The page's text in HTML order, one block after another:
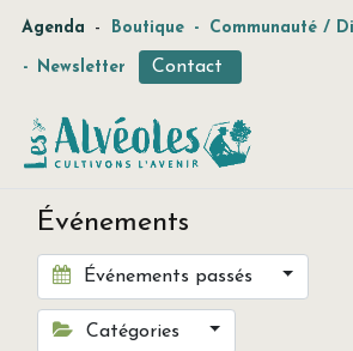
Agenda - Boutique - Communauté /
- Newsletter Contact
Événements
Événements passés
Catégories